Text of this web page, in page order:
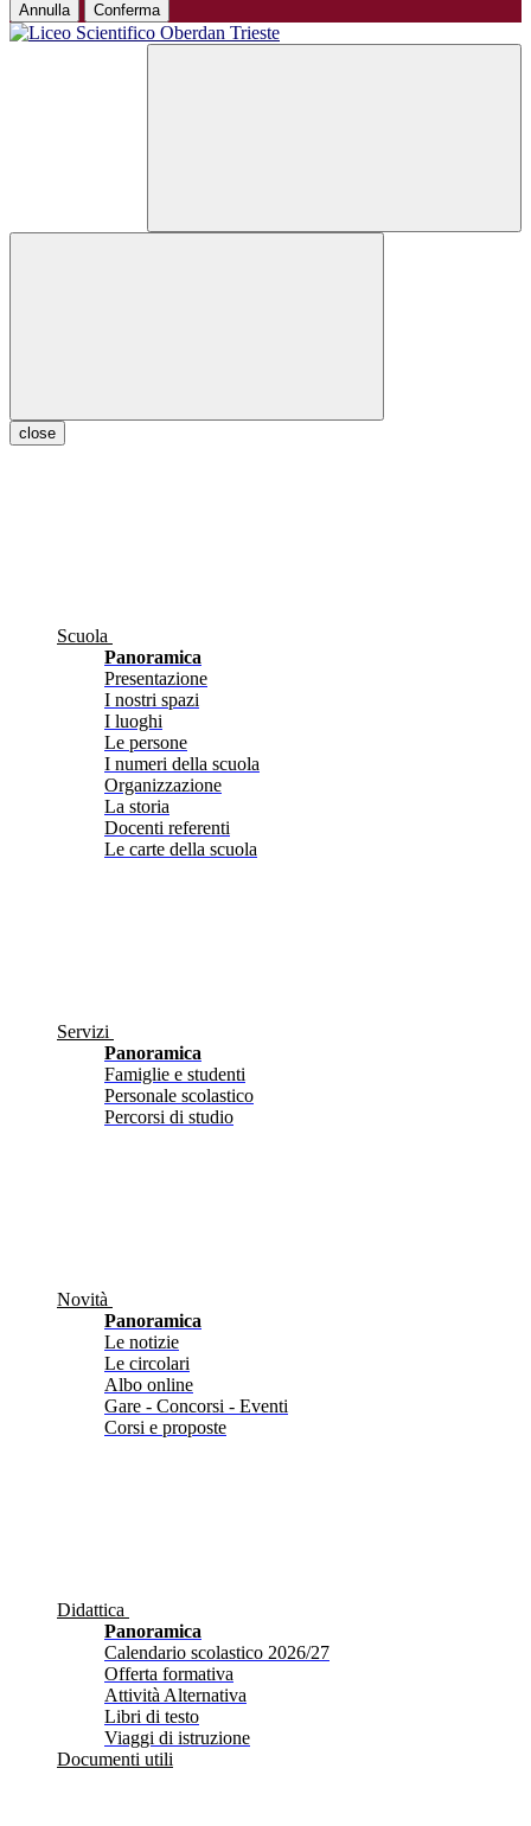
Annulla Conferma
close
Scuola
Panoramica
Presentazione
I nostri spazi
I luoghi
Le persone
I numeri della scuola
Organizzazione
La storia
Docenti referenti
Le carte della scuola
Servizi
Panoramica
Famiglie e studenti
Personale scolastico
Percorsi di studio
Novità
Panoramica
Le notizie
Le circolari
Albo online
Gare - Concorsi - Eventi
Corsi e proposte
Didattica
Panoramica
Calendario scolastico 2026/27
Offerta formativa
Attività Alternativa
Libri di testo
Viaggi di istruzione
Documenti utili